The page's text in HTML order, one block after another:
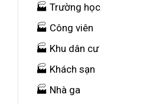
🏭 Trường học
🏭 Công viên
🏭 Khu dân cư
🏭 Khách sạn
🏭 Nhà ga